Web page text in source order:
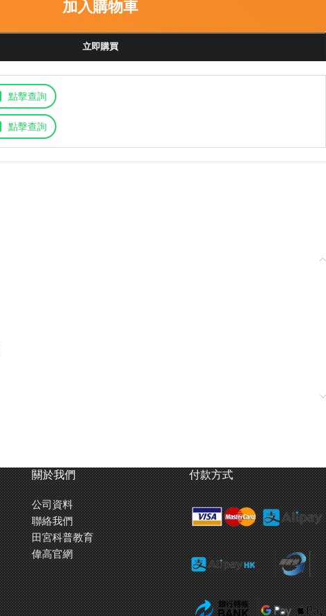
加入購物車
立即購買
點擊查詢
點擊查詢
關於我們
公司資料
聯絡我們
田宮科普教育
偉高官網
付款方式